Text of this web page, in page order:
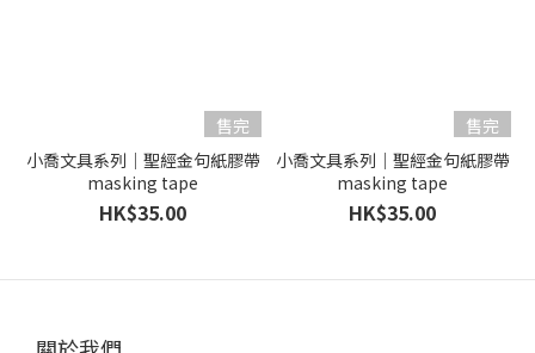
售完
小喬文具系列｜聖經金句紙膠帶
masking tape
HK$35.00
售完
小喬文具系列｜聖經金句紙膠帶
masking tape
HK$35.00